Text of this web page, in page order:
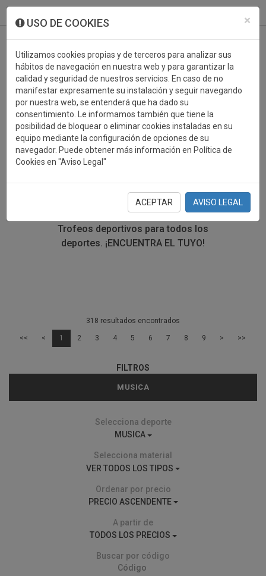
×
USO DE COOKIES
Utilizamos cookies propias y de terceros para analizar sus
hábitos de navegación en nuestra web y para garantizar la
calidad y seguridad de nuestros servicios. En caso de no
manifestar expresamente su instalación y seguir navegando
por nuestra web, se entenderá que ha dado su
consentimiento. Le informamos también que tiene la
posibilidad de bloquear o eliminar cookies instaladas en su
equipo mediante la configuración de opciones de su
navegador. Puede obtener más información en Política de
Cookies en "Aviso Legal"
ACEPTAR AVISO LEGAL
TROFEOS DEPORTIVOS
MUSICA
En esta sección encontrarás una gran variedad de
trofeos deportivos. Define tu búsqueda mediante los
filtros por deporte, material y precio del trofeo.
Trofeos deportivos para todos los
deportes. ¡ENCUENTRA EL TUYO!
318 resultados encontrados
<< < 1 2 3 4 5 6 7 8 9 > >>
FILTROS
MUSICA
Selecciona deporte
MUSICA
Selecciona material
VER TODOS LOS TIPOS
Ordenar por precio
PRECIO ASCENDENTE
A partir de
TODOS LOS PRECIOS
Buscar por código